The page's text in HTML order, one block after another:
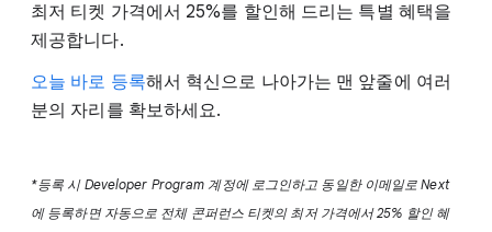
최저 티켓 가격에서 25%를 할인해 드리는 특별 혜택을
제공합니다.
오늘 바로 등록해서 혁신으로 나아가는 맨 앞줄에 여러
분의 자리를 확보하세요.
*등록 시 Developer Program 계정에 로그인하고 동일한 이메일로 Next
에 등록하면 자동으로 전체 콘퍼런스 티켓의 최저 가격에서 25% 할인 혜